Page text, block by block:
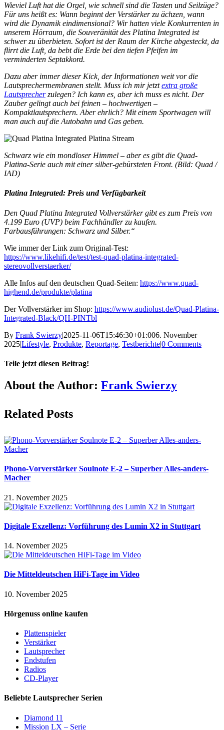
Wieviel Luft hat die Orgel, wie schnell sind die Tasten und Seilzüge?
Für uns heißt es: Wann beginnt der Verstärker zu ächzen, wann
wird die Dynamik eindimensional? Wir hatten viele Konkurrenten in
unserem Hörraum, die Souveränität des Platina Integrated ist
schwer zu überbieten. Sofort ist der Raum der Kirche abgesteckt, da
flirrt die Luft, da bebt die Erde bei den tiefen Pfeifen im
verminderten Septakkord.
Dazu aber immer dieser Kick, der Informationen weit vor die
Lautsprechermembranen stellt. Muss ich mir jetztextra große
Lautsprecherzulegen? Ich kann es, aber ich muss es nicht. Der
Zauber gelingt auch bei feinen – hochwertigen –
Kompaktlautsprechern. Aber ehrlich? Mit einem Sportwagen will
man auch auf die Autobahn und Gas geben.
Schwarz wie ein mondloser Himmel – aber es gibt die Quad-
Platina-Serie auch mit einer silber-gebürsteten Front. (Bild: Quad /
IAD)
Platina Integrated: Preis und Verfügbarkeit
Den Quad Platina Integrated Vollverstärker gibt es zum Preis von
4.199 Euro (UVP) beim Fachhändler zu kaufen.
Farbausführungen: Schwarz und Silber.“
Wie immer der Link zum Original-Test:
https://www.likehifi.de/test/test-quad-platina-integrated-
stereovollverstaerker/
Alle Infos auf den deutschen Quad-Seiten: https://www.quad-
highend.de/produkte/platina
Der Vollverstärker im Shop: https://www.audiolust.de/Quad-Platina-
Integrated-Black/QH-PINTbl
By Frank Swierzy|2025-11-06T15:46:30+01:006. November
2025|Lifestyle, Produkte, Reportage, Testberichte|0 Comments
Teile jetzt diesen Beitrag!
Facebook
X
Reddit
LinkedIn
Pinterest
Vk
About the Author: Frank Swierzy
Related Posts
Phono-Vorverstärker Soulnote E-2 – Superber Alles-anders-
Macher
21. November 2025
Digitale Exzellenz: Vorführung des Lumin X2 in Stuttgart
14. November 2025
Die Mitteldeutschen HiFi-Tage im Video
10. November 2025
Hörgenuss online kaufen
Plattenspieler
Verstärker
Lautsprecher
Endstufen
Radios
CD-Player
Beliebte Lautsprecher Serien
Diamond 11
Mission LX – Serie